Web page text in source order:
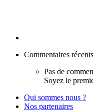
Commentaires récents
Pas de
Soyez le
Qui sommes nous ?
Nos partenaires